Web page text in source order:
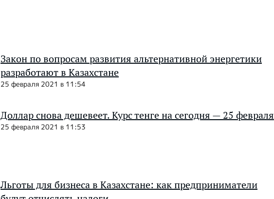
Закон по вопросам развития альтернативной энергетики
разработают в Казахстане
25 февраля 2021 в 11:54
Доллар снова дешевеет. Курс тенге на сегодня — 25 февраля
25 февраля 2021 в 11:53
Льготы для бизнеса в Казахстане: как предприниматели